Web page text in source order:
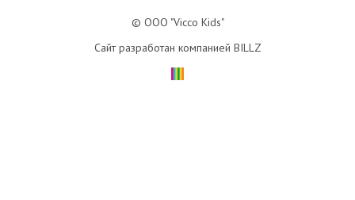
© ООО "Vicco Kids"
Сайт разработан компанией BILLZ